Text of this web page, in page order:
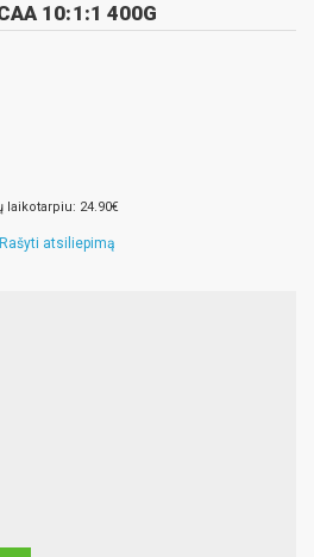
10:1:1 400G
laikotarpiu: 24.90€
Rašyti atsiliepimą